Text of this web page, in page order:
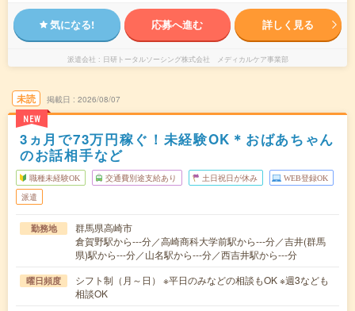
気になる! 応募へ進む 詳しく見る
派遣会社 日研トータルソーシング株式会社 メディカルケア事業部
未読
NEW
掲載日 2026/08/07
3ヵ月で73万円稼ぐ！未経験OK＊おばあちゃん
のお話相手など
職種未経験OK 交通費別途支給あり 土日祝日が休み WEB登録OK
派遣
勤務地
群馬県高崎市
倉賀野駅から---分／高崎商科大学前駅から---分／吉井(群馬
県)駅から---分／山名駅から---分／西吉井駅から---分
曜日頻度
シフト制（月～日） ※平日のみなどの相談もOK ※週3なども
相談OK